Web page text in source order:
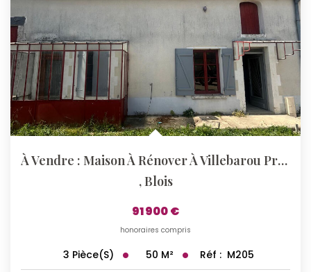
À Vendre : Maison À Rénover À Villebarou Proche Des...
,Blois
91 900 €
honoraires compris
3 Pièce(s) 50 M² Réf : M205